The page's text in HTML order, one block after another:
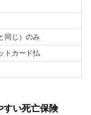
いただけます。
の2つのプランから
ん。
同じ）のみ
トカード払
すい死亡保険